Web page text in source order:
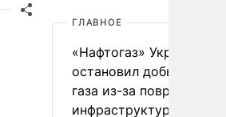
ГЛАВНОЕ
«Нафтогаз» Украины
остановил добычу
газа из-за повреждения
инфраструктуры